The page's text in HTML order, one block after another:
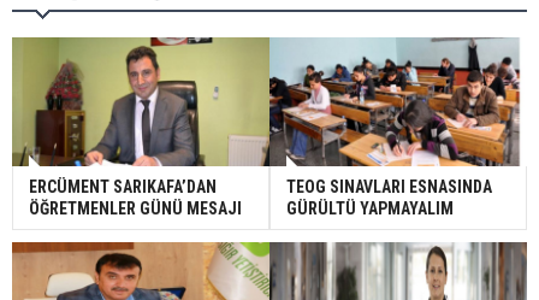
ERCÜMENT SARIKAFA’DAN
ÖĞRETMENLER GÜNÜ MESAJI
TEOG SINAVLARI ESNASINDA
GÜRÜLTÜ YAPMAYALIM